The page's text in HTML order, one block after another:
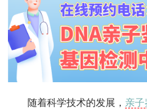
随着科学技术的发展， 亲子